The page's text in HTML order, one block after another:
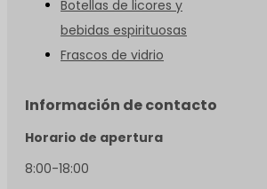
Botellas de licores y
bebidas espirituosas
Frascos de vidrio
Información de contacto
Horario de apertura
8:00-18:00